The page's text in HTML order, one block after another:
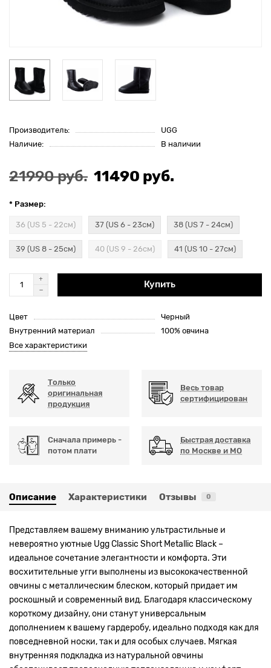
Производитель:
UGG
Наличие:
В наличии
21990 руб. 11490 руб.
* Размер:
36 (US 5 - 22см) 37 (US 6 - 23см) 38 (US 7 - 24см)
39 (US 8 - 25см) 40 (US 9 - 26см) 41 (US 10 - 27см)
Купить
Цвет
Черный
Внутренний материал
100% овчина
Все характеристики
Только
оригинальная
продукция
Весь товар
сертифицирован
Сначала примерь -
потом плати
Быстрая доставка
по Москве и МО
Описание Характеристики Отзывы 0
Представляем вашему вниманию ультрастильные и
невероятно уютные Ugg Classic Short Metallic Black –
идеальное сочетание элегантности и комфорта. Эти
восхитительные угги выполнены из высококачественной
овчины с металлическим блеском, который придает им
роскошный и современный вид. Благодаря классическому
короткому дизайну, они станут универсальным
дополнением к вашему гардеробу, идеально подходя как для
повседневной носки, так и для особых случаев. Мягкая
внутренняя подкладка из натуральной овчины